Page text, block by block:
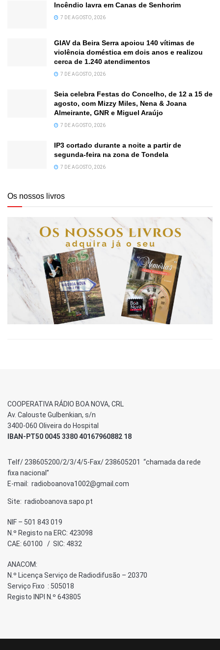
Incêndio lavra em Canas de Senhorim
7 DE AGOSTO, 2026
GIAV da Beira Serra apoiou 140 vítimas de
violência doméstica em dois anos e realizou
cerca de 1.240 atendimentos
7 DE AGOSTO, 2026
Seia celebra Festas do Concelho, de 12 a 15 de
agosto, com Mizzy Miles, Nena & Joana
Almeirante, GNR e Miguel Araújo
7 DE AGOSTO, 2026
IP3 cortado durante a noite a partir de
segunda-feira na zona de Tondela
7 DE AGOSTO, 2026
Os nossos livros
COOPERATIVA RÁDIO BOA NOVA, CRL
Av. Calouste Gulbenkian, s/n
3400-060 Oliveira do Hospital
IBAN-PT50 0045 3380 40167960882 18
Telf/ 238605200/2/3/4/5-Fax/ 238605201 “chamada da rede
fixa nacional”
E-mail: radioboanova1002@gmail.com
Site: radioboanova.sapo.pt
NIF – 501 843 019
N.º Registo na ERC: 423098
CAE: 60100 / SIC: 4832
ANACOM:
N.º Licença Serviço de Radiodifusão – 20370
Serviço Fixo : 505018
Registo INPI N.º 643805